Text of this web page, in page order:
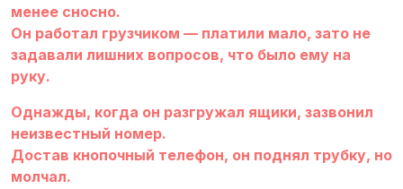
менее сносно.
Он работал грузчиком — платили мало, зато не
задавали лишних вопросов, что было ему на
руку.
Однажды, когда он разгружал ящики, зазвонил
неизвестный номер.
Достав кнопочный телефон, он поднял трубку, но
молчал.